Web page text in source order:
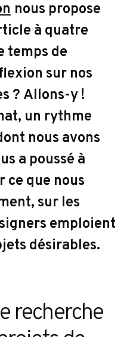
nous propose
à quatre
temps de
sur nos
? Allons-y !
un rythme
nous avons
a poussé à
ce que nous
sur les
emploient
désirables.
recherche